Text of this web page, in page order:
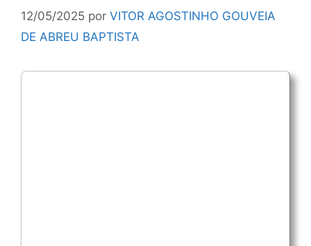
12/05/2025 por VITOR AGOSTINHO GOUVEIA
DE ABREU BAPTISTA